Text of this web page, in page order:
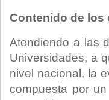
Contenido de los
Atendiendo a las
Universidades, a
nivel nacional, la
compuesta por